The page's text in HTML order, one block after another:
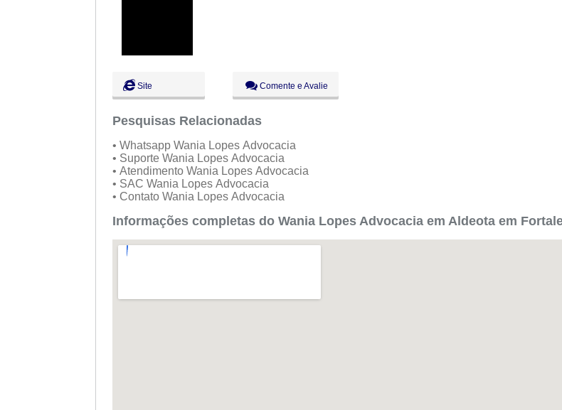
Site Comente e Avalie
Pesquisas Relacionadas
• Whatsapp Wania Lopes Advocacia
• Suporte Wania Lopes Advocacia
• Atendimento Wania Lopes Advocacia
• SAC Wania Lopes Advocacia
• Contato Wania Lopes Advocacia
Informações completas do Wania Lopes Advocacia em Aldeota em